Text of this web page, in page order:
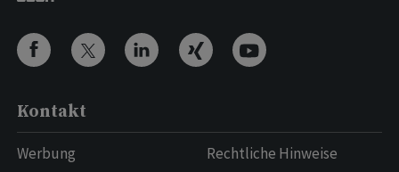
Kontakt
Werbung
Rechtliche Hinweise